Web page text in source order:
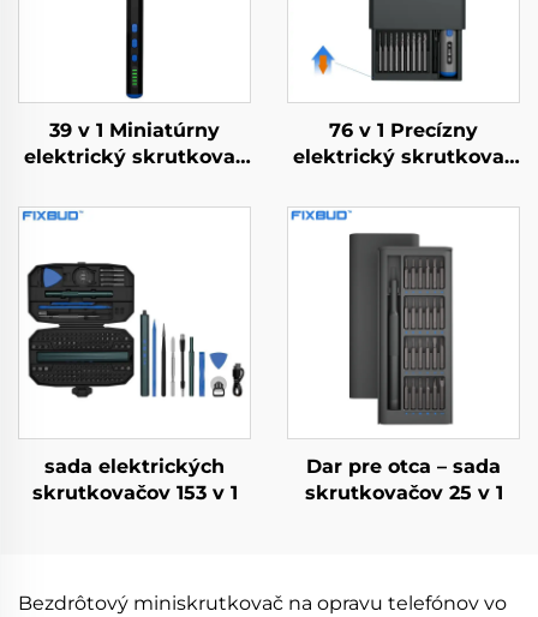
39 v 1 Miniatúrny
elektrický skrutkovač
76 v 1 Precízny
elektrický skrutkovač
momentom
sada elektrických
skrutkovačov 153 v 1
Dar pre otca – sada
skrutkovačov 25 v 1
Bezdrôtový miniskrutkovač na opravu telefónov vo